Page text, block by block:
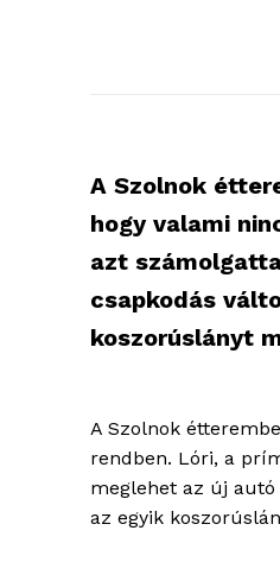
A Szolnok
hogy valami
azt
csapkodás
koszorúslányt
A Szolnok
rendben. Lóri, a
meglehet az új autó
az egyik